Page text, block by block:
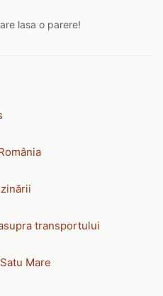
lasa o parere!
transportului
Mare